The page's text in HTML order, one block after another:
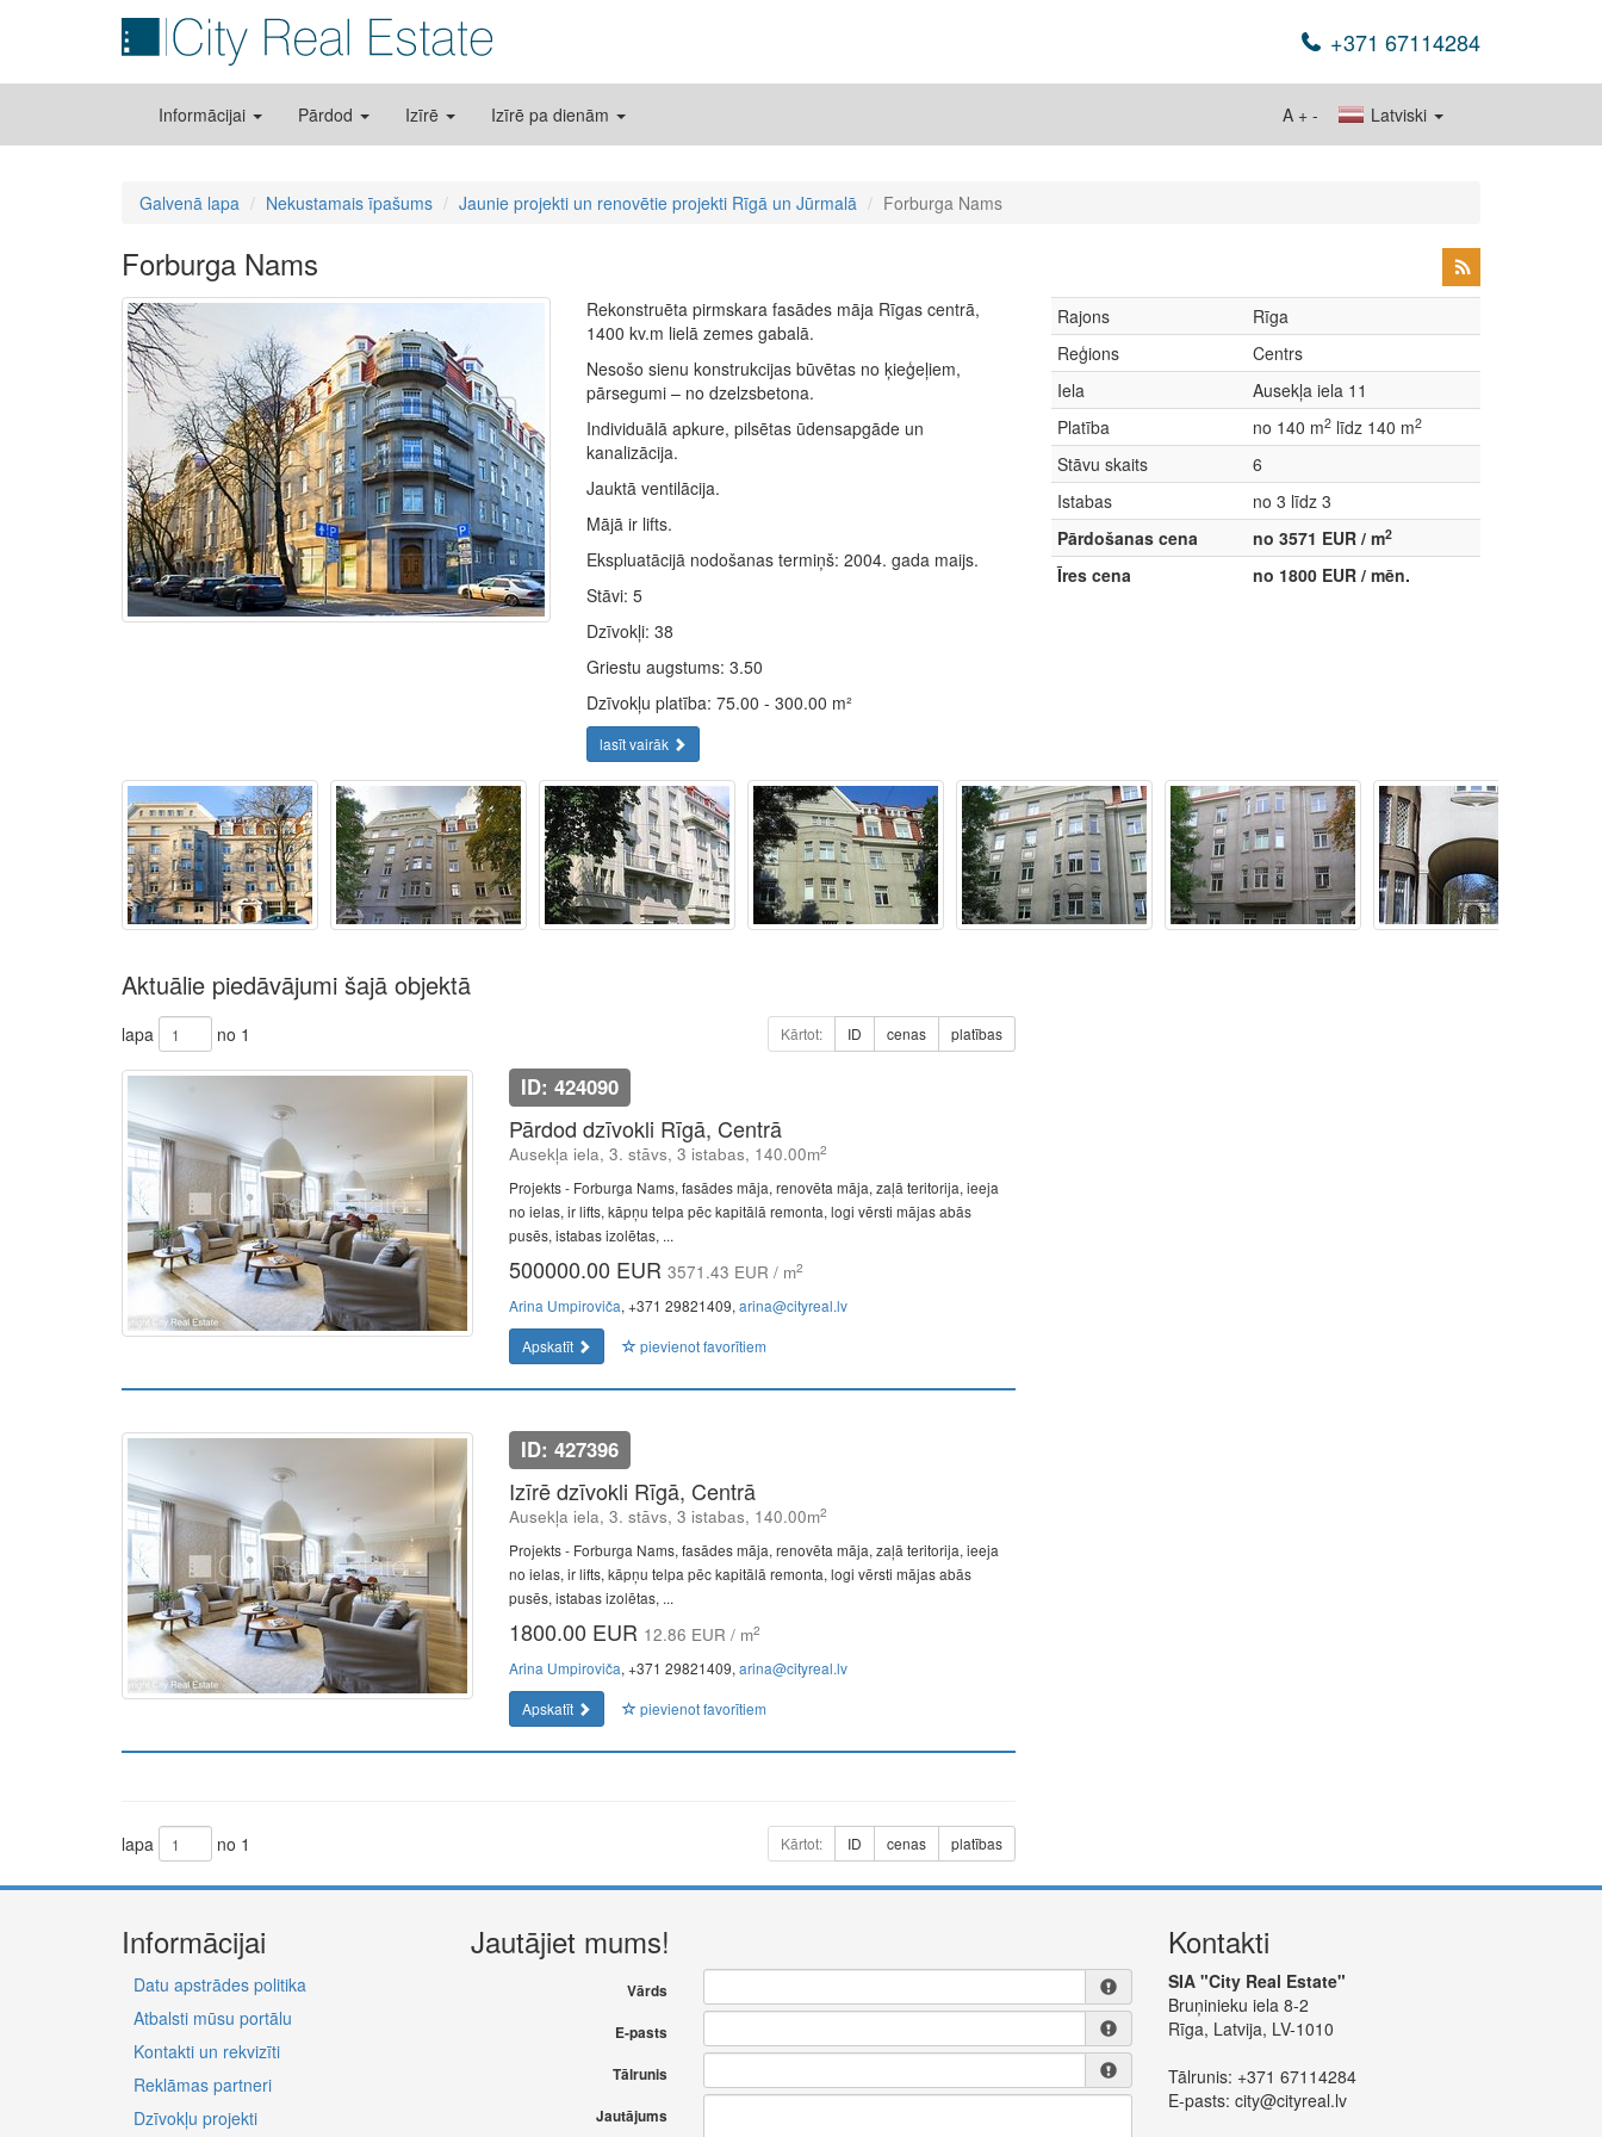
+371 67114284
Informācijai Pārdod Izīrē Izīrē pa dienām Latviski
A + -
Galvenā lapa Nekustamais īpašums Jaunie projekti un renovētie projekti Rīgā un Jūrmalā Forburga Nams
Forburga Nams
Rekonstruēta pirmskara fasādes māja Rīgas centrā,
1400 kv.m lielā zemes gabalā.
Nesošo sienu konstrukcijas būvētas no ķieģeļiem,
pārsegumi – no dzelzsbetona.
Individuālā apkure, pilsētas ūdensapgāde un
kanalizācija.
Jauktā ventilācija.
Mājā ir lifts.
Ekspluatācijā nodošanas termiņš: 2004. gada maijs.
Stāvi: 5
Dzīvokļi: 38
Griestu augstums: 3.50
Dzīvokļu platība: 75.00 - 300.00 m²
lasīt vairāk
Rajons
Rīga
Reģions
Centrs
Iela
Ausekļa iela 11
Platība
no 140 m2 līdz 140 m2
Stāvu skaits
6
Istabas
no 3 līdz 3
Pārdošanas cena
no 3571 EUR / m2
Īres cena no 1800 EUR / mēn.
Aktuālie piedāvājumi šajā objektā
lapa no 1 Kārtot: ID cenas platības
ID: 424090
Pārdod dzīvokli Rīgā, Centrā
Ausekļa iela, 3. stāvs, 3 istabas, 140.00m2
Projekts - Forburga Nams, fasādes māja, renovēta māja, zaļā teritorija, ieeja
no ielas, ir lifts, kāpņu telpa pēc kapitālā remonta, logi vērsti mājas abās
pusēs, istabas izolētas, ...
500000.00 EUR 3571.43 EUR / m2
Arina Umpiroviča, +371 29821409, arina@cityreal.lv
Apskatīt
pievienot favorītiem
ID: 427396
Izīrē dzīvokli Rīgā, Centrā
Ausekļa iela, 3. stāvs, 3 istabas, 140.00m2
Projekts - Forburga Nams, fasādes māja, renovēta māja, zaļā teritorija, ieeja
no ielas, ir lifts, kāpņu telpa pēc kapitālā remonta, logi vērsti mājas abās
pusēs, istabas izolētas, ...
1800.00 EUR 12.86 EUR / m2
Arina Umpiroviča, +371 29821409, arina@cityreal.lv
Apskatīt
pievienot favorītiem
lapa no 1 Kārtot: ID cenas platības
Informācijai
Datu apstrādes politika
Atbalsti mūsu portālu
Kontakti un rekvizīti
Reklāmas partneri
Dzīvokļu projekti
Jautājiet mums!
Vārds
E-pasts
Tālrunis
Jautājums
Kontakti
SIA "City Real Estate"
Bruņinieku iela 8-2
Rīga, Latvija, LV-1010
Tālrunis: +371 67114284
E-pasts: city@cityreal.lv